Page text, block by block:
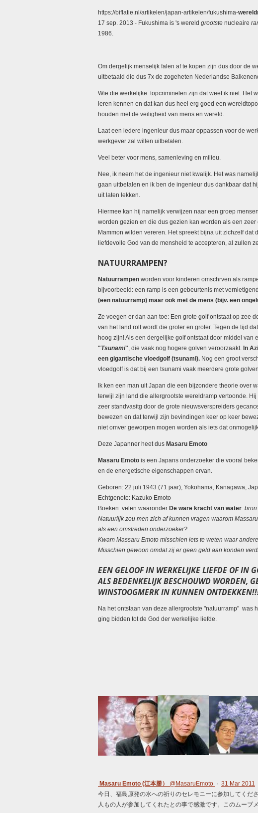
https://biflatie.nl/artikelen/japan-artikelen/fukushima-
17 sep. 2013 - Fukushima is 's wereld grootste nucleaire
1986.
Om dergelijk menselijk falen af te kopen zijn dus door de
uitbetaald die dus 7x de zogeheten Nederlandse
Wie die werkelijke topcriminelen zijn dat weet ik niet. Het
leren kennen en dat kan dus heel erg goed een
houden met de veiligheid van mens en wereld.
Laat een iedere ingenieur dus maar oppassen voor de
werkgever zal willen uitbetalen.
Veel beter voor mens, samenleving en milieu.
Nee, ik neem het de ingenieur niet kwalijk. Het was
gaan uitbetalen en ik ben de ingenieur dus dankbaar dat
uit laten lekken.
Hiermee kan hij namelijk verwijzen naar een groep
worden gezien en die dus gezien kan worden als een
Mammon wilden vereren. Het spreekt bijna uit zichzelf
liefdevolle God van de mensheid te accepteren, al zullen
NATUURRAMPEN?
Natuurrampen worden voor kinderen omschrven als
bijvoorbeeld: een ramp is een gebeurtenis met
(een natuurramp) maar ook met de mens (bijv. een
Ze voegen er dan aan toe: Een grote golf ontstaat op zee
van het land rolt wordt die groter en groter. Tegen de tijd
hoog zijn! Als een dergelijke golf ontstaat door middel van
"Tsunami", die vaak nog hogere golven veroorzaakt. In
een gigantische vloedgolf (tsunami). Nog een groot
vloedgolf is dat bij een tsunami vaak meerdere grote
Ik ken een man uit Japan die een bijzondere theorie over
terwijl zijn land die allergrootste wereldramp vertoonde.
zeer standvasitg door de grote nieuwsverspreiders
bewezen en dat terwijl zijn bevindingen keer op keer
niet omver geworpen mogen worden als iets dat
Deze Japanner heet dus Masaru Emoto
Masaru Emoto is een Japans onderzoeker die vooral
en de energetische eigenschappen ervan.
Geboren: 22 juli 1943 (71 jaar), Yokohama, Kanagawa,
Echtgenote: Kazuko Emoto
Boeken: velen waaronder De ware kracht van water:
Natuurlijk zou men zich af kunnen vragen waarom
als een omstreden onderzoeker?
Kwam Massaru Emoto misschien iets te weten waar
Misschien gewoon omdat zij er geen geld aan konden
EEN GELOOF IN WERKELIJKE LIEFDE OF IN
ALS BEDENKELIJK BESCHOUWD WORDEN,
WINSTOOGMERK IN KUNNEN
Na het ontstaan van deze allergrootste "natuurramp" was
ging bidden tot de God der werkelijke liefde.
Masaru Emoto (江本勝） @MasaruEmoto · 31 Mar 2011
今日、福島原発の水への祈りのセレモニーに参加してく
人もの人が参加してくれたとの事で感激です。このムー